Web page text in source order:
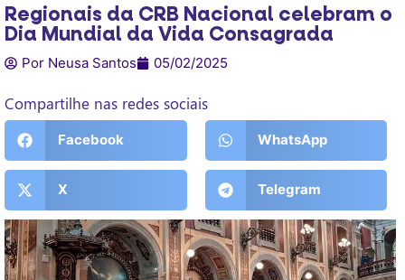
Regionais da CRB Nacional celebram o
Dia Mundial da Vida Consagrada
Por Neusa Santos 05/02/2025
Compartilhe nas redes sociais
Facebook WhatsApp
X Telegram